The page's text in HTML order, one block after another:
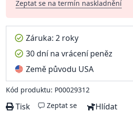
Zeptat se na termín naskladnění
Záruka: 2 roky
30 dní na vrácení peněz
Země původu USA
Kód produktu: P00029312
Tisk Zeptat se Hlídat